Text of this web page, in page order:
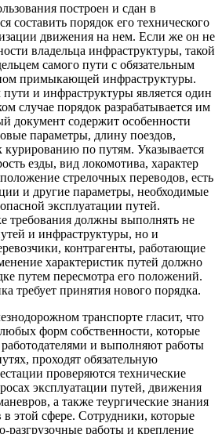
построен и сдан в
составить порядок его технического
движения на нем. Если же он не
владельца инфраструктуры, такой
самого пути с обязательным
примыкающей инфраструктуры.
и инфраструктуры является один
случае порядок разрабатывается им
документ содержит особенности
параметры, длину поездов,
курированию по путям. Указывается
езды, вид локомотива, характер
стрелочных переводов, есть
и другие параметры, необходимые
эксплуатации путей.
требования должны выполнять не
и инфраструктуры, но и
контрагенты, работающие
характеристик путей должно
путем пересмотра его положений.
требует принятия нового порядка.
транспорте гласит, что
форм собственности, которые
и выполняют работы
проходят обязательную
проверяются технические
эксплуатации путей, движения
а также теургические знания
в этой сфере. Сотрудники, которые
разгрузочные работы и крепление